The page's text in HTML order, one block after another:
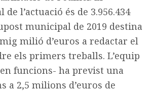
l’actuació és de 3.956.434
municipal de 2019 destina
milió d’euros a redactar el
els primers treballs. L’equip
funcions- ha previst una
a 2,5 milions d’euros de